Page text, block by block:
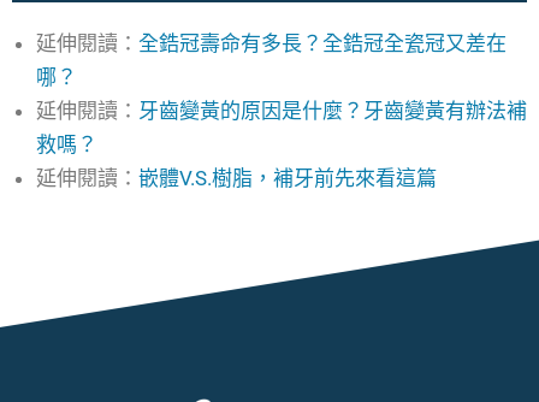
延伸閱讀： 全鋯冠壽命有多長？全鋯冠全瓷冠又差在
哪？
延伸閱讀： 牙齒變黃的原因是什麼？牙齒變黃有辦法補
救嗎？
延伸閱讀： 嵌體V.S.樹脂，補牙前先來看這篇